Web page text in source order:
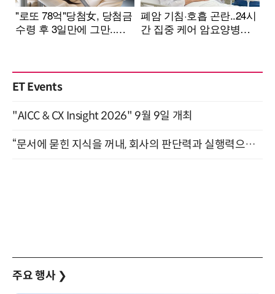
ET Events
"AICC & CX Insight 2026" 9월 9일 개최
“문서에 묻힌 지식을 꺼내, 회사의 판단력과 실행력으로 바꾸다” (8/20)
주요 행사 ❯